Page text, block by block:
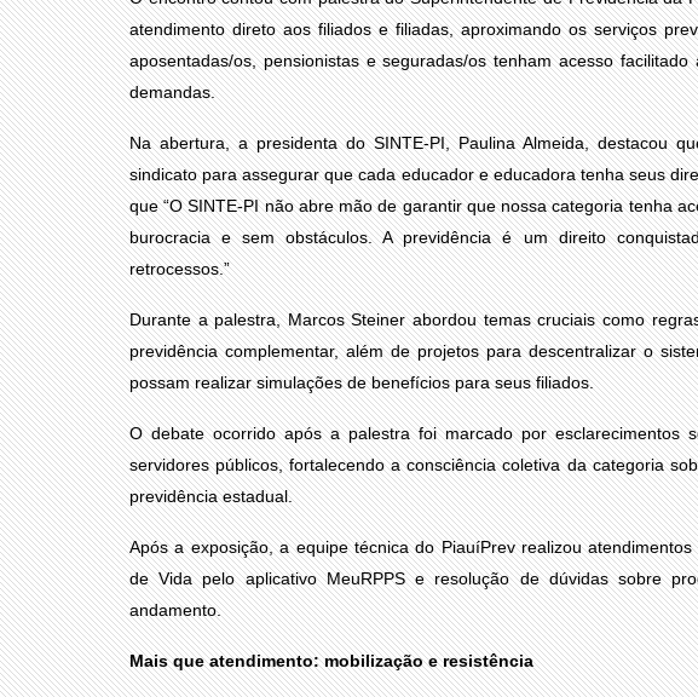
atendimento direto aos filiados e filiadas, aproximando os serviços
aposentadas/os, pensionistas e seguradas/os tenham acesso
demandas.
Na abertura, a presidenta do SINTE-PI, Paulina Almeida, destacou
sindicato para assegurar que cada educador e educadora tenha seus
que “O SINTE-PI não abre mão de garantir que nossa categoria tenha
burocracia e sem obstáculos. A previdência é um direito
retrocessos.”
Durante a palestra, Marcos Steiner abordou temas cruciais como
previdência complementar, além de projetos para descentralizar o
possam realizar simulações de benefícios para seus filiados.
O debate ocorrido após a palestra foi marcado por esclarecimentos
servidores públicos, fortalecendo a consciência coletiva da categoria
previdência estadual.
Após a exposição, a equipe técnica do PiauíPrev realizou
de Vida pelo aplicativo MeuRPPS e resolução de dúvidas sobre
andamento.
Mais que atendimento: mobilização e resistência